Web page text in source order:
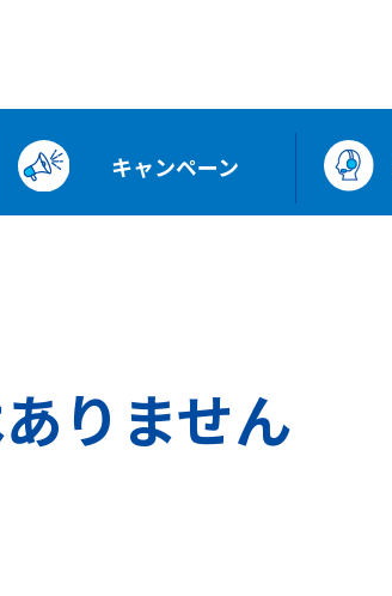
キャンペーン
りません